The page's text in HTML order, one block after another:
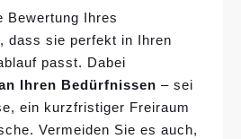
Bewertung Ihres
dass sie perfekt in Ihren
passt. Dabei
Ihren Bedürfnissen – sei
ein kurzfristiger Freiraum
Vermeiden Sie es auch,